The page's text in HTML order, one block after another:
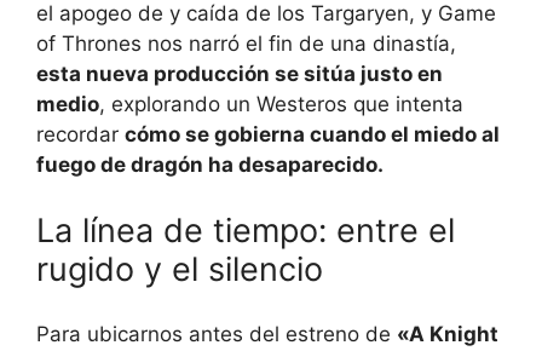
el apogeo de y caída de los Targaryen, y Game
of Thrones nos narró el fin de una dinastía,
esta nueva producción se sitúa justo en
medio, explorando un Westeros que intenta
recordar cómo se gobierna cuando el miedo al
fuego de dragón ha desaparecido.
La línea de tiempo: entre el
rugido y el silencio
Para ubicarnos antes del estreno de «A Knight